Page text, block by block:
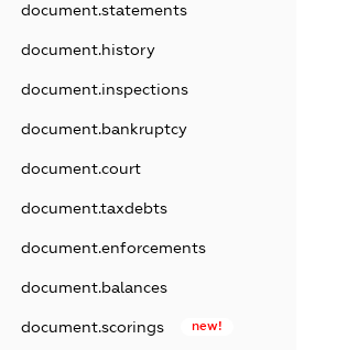
document.statements
document.history
document.inspections
document.bankruptcy
document.court
document.taxdebts
document.enforcements
document.balances
document.scorings new!